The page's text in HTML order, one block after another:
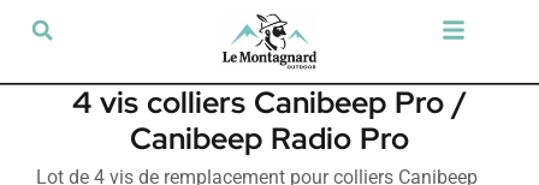
4 vis colliers Canibeep Pro /
Canibeep Radio Pro
Lot de 4 vis de remplacement pour colliers Canibeep